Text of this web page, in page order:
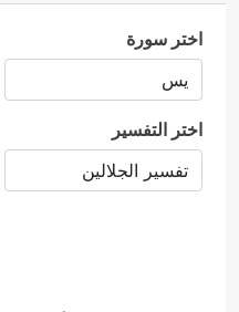
اختر سورة
اختر التفسير